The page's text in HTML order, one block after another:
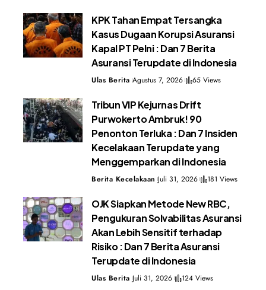
KPK Tahan Empat Tersangka
Kasus Dugaan Korupsi Asuransi
Kapal PT Pelni : Dan 7 Berita
Asuransi Terupdate di Indonesia
Ulas Berita Agustus 7, 2026 65 Views
Tribun VIP Kejurnas Drift
Purwokerto Ambruk! 90
Penonton Terluka : Dan 7 Insiden
Kecelakaan Terupdate yang
Menggemparkan di Indonesia
Berita Kecelakaan Juli 31, 2026 181 Views
OJK Siapkan Metode New RBC,
Pengukuran Solvabilitas Asuransi
Akan Lebih Sensitif terhadap
Risiko : Dan 7 Berita Asuransi
Terupdate di Indonesia
Ulas Berita Juli 31, 2026 124 Views